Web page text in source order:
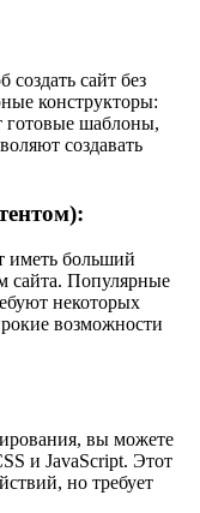
сайт без
конструкторы:
готовые шаблоны,
создавать
иметь больший
сайта. Популярные
некоторых
возможности
вы можете
и JavaScript. Этот
но требует